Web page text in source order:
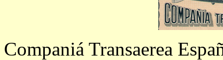
Companiá Transaerea